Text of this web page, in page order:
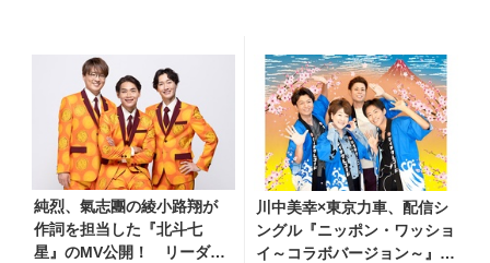
純烈、氣志團の綾小路翔が
作詞を担当した『北斗七
星』のMV公開！ リーダ
川中美幸×東京力車、配信シ
ングル『ニッポン・ワッショ
イ～コラボバージョン～』8